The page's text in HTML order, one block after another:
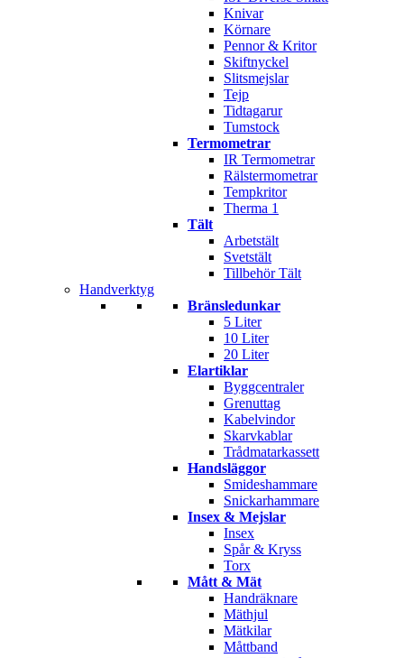
Knivar
Körnare
Pennor & Kritor
Skiftnyckel
Slitsmejslar
Tejp
Tidtagarur
Tumstock
Termometrar
IR Termometrar
Rälstermometrar
Tempkritor
Therma 1
Tält
Arbetstält
Svetstält
Tillbehör Tält
Handverktyg
Bränsledunkar
5 Liter
10 Liter
20 Liter
Elartiklar
Byggcentraler
Grenuttag
Kabelvindor
Skarvkablar
Trådmatarkassett
Handsläggor
Smideshammare
Snickarhammare
Insex & Mejslar
Insex
Spår & Kryss
Torx
Mått & Mät
Handräknare
Mäthjul
Mätkilar
Måttband